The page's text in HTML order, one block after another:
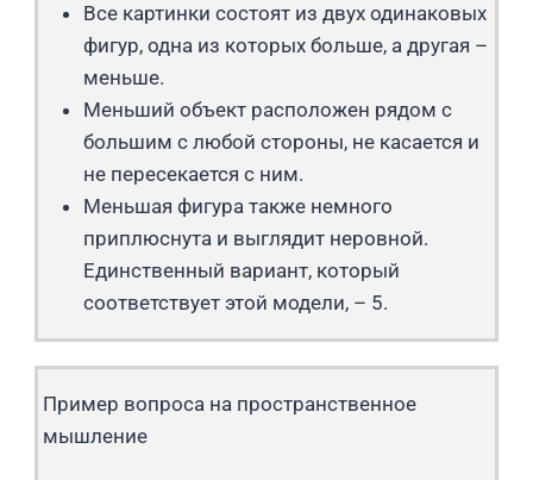
Все картинки состоят из двух одинаковых
фигур, одна из которых больше, а другая –
меньше.
Меньший объект расположен рядом с
большим с любой стороны, не касается и
не пересекается c ним.
Меньшая фигура также немного
приплюснута и выглядит неровной.
Единственный вариант, который
соответствует этой модели, – 5.
Пример вопроса на пространственное
мышление